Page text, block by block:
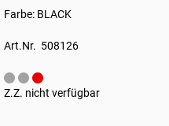
Farbe: BLACK
Art.Nr. 508126
Z.Z. nicht verfügbar